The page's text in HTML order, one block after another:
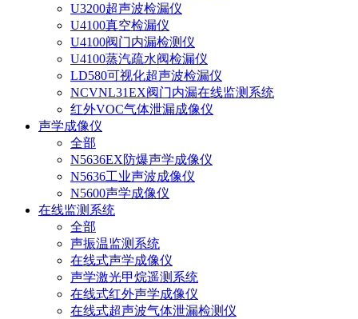
U3200超声波检漏仪
U4100真空检漏仪
U4100阀门内漏检测仪
U4100蒸汽疏水阀检漏仪
LD580可视化超声波检漏仪
NCVNL31EX阀门内漏在线监测系统
红外VOC气体泄漏成像仪
声学成像仪
全部
N5636EX防爆声学成像仪
N5636工业声波成像仪
N5600声学成像仪
在线监测系统
全部
声振温监测系统
在线式声学成像仪
声学激光甲烷遥测系统
在线式红外声学成像仪
在线式超声波气体泄漏检测仪